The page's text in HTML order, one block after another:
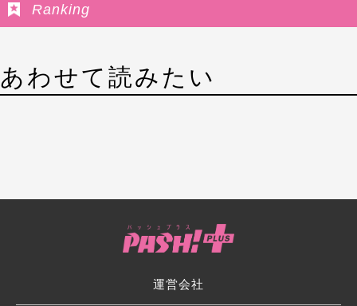
Ranking
あわせて読みたい
運営会社